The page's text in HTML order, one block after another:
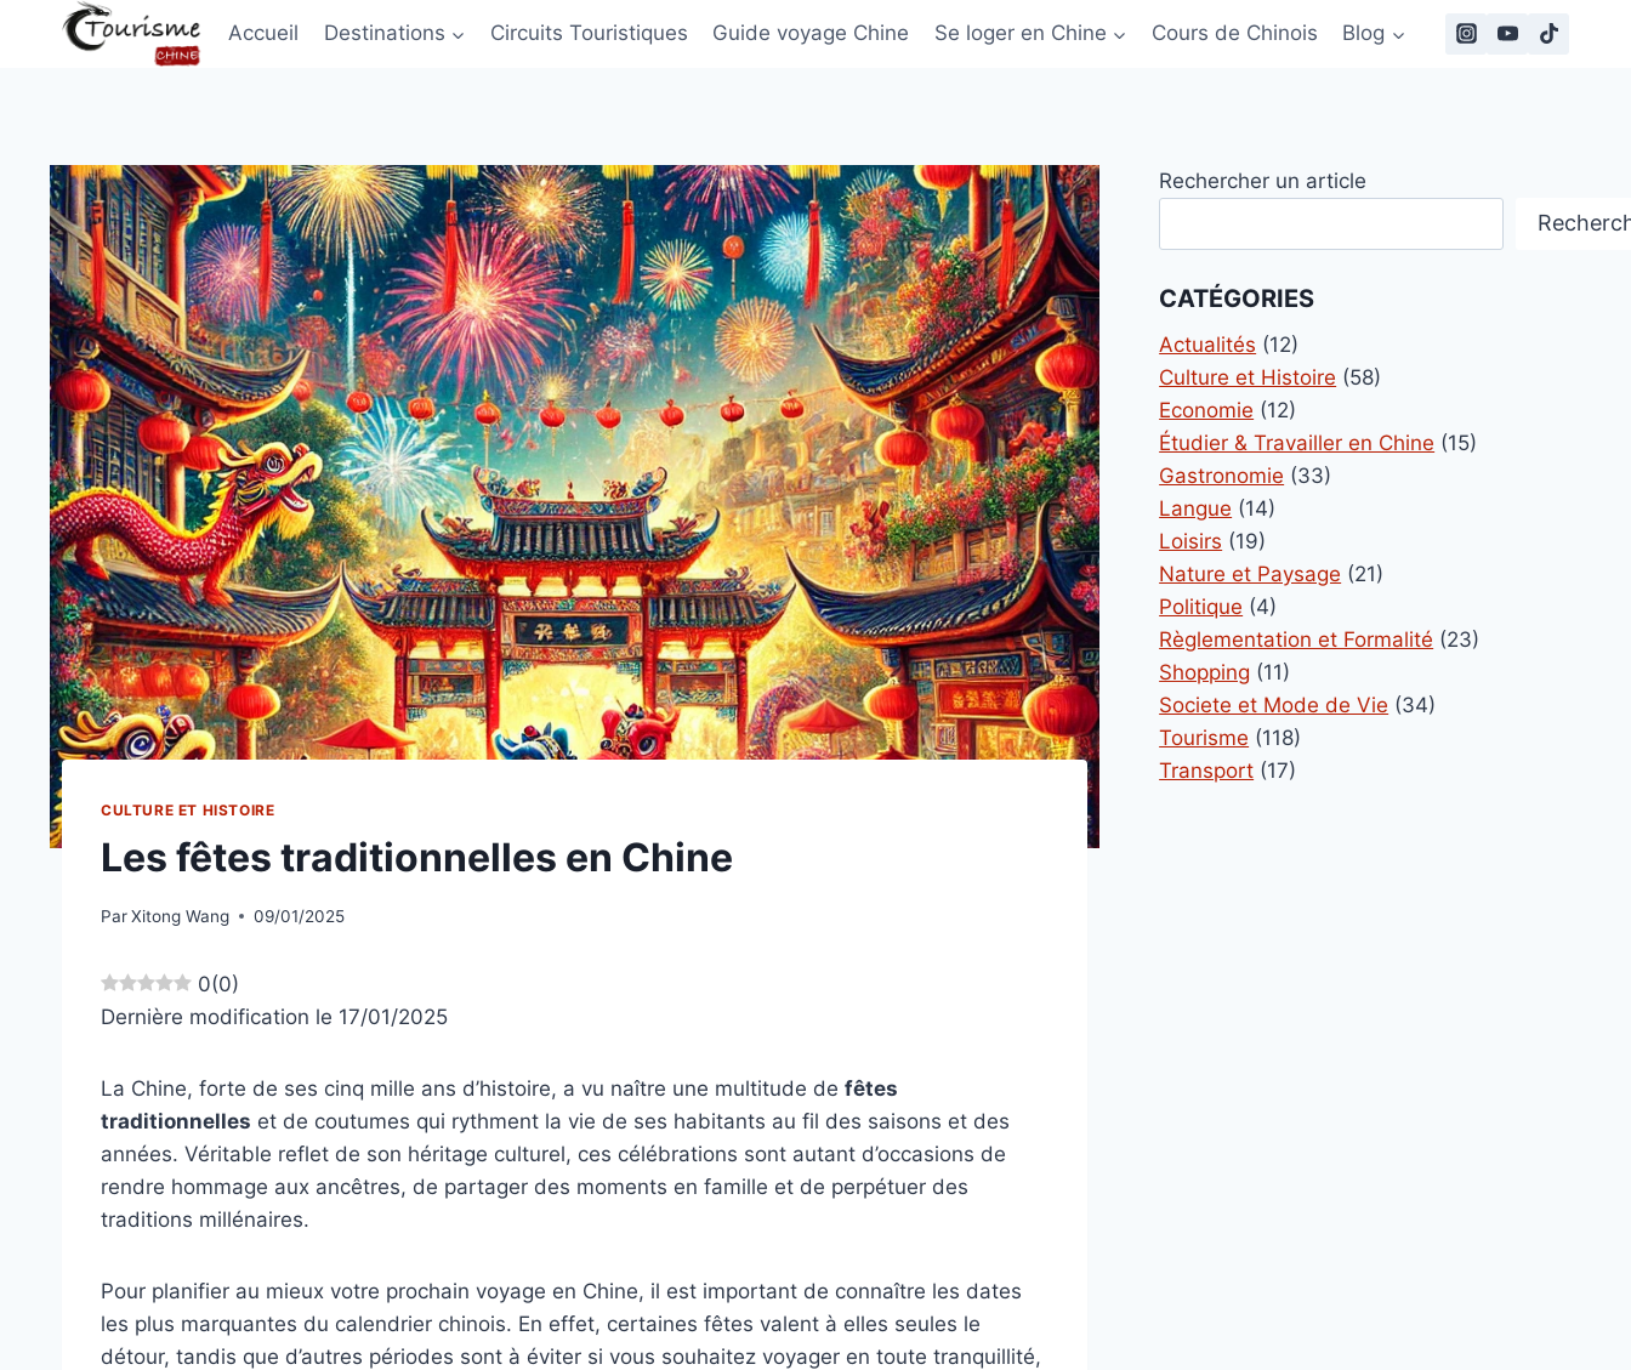
Accueil Destinations Circuits Touristiques Guide voyage Chine Se loger en Chine Cours de Chinois Blog
CULTURE ET HISTOIRE
Les fêtes traditionnelles en Chine
ParXitong Wang 09/01/2025
0(0)
Dernière modification le 17/01/2025
La Chine, forte de ses cinq mille ans d’histoire, a vu naître une multitude de fêtes
traditionnelles et de coutumes qui rythment la vie de ses habitants au fil des saisons et des
années. Véritable reflet de son héritage culturel, ces célébrations sont autant d’occasions de
rendre hommage aux ancêtres, de partager des moments en famille et de perpétuer des
traditions millénaires.
Pour planifier au mieux votre prochain voyage en Chine, il est important de connaître les dates
les plus marquantes du calendrier chinois. En effet, certaines fêtes valent à elles seules le
détour, tandis que d’autres périodes sont à éviter si vous souhaitez voyager en toute tranquillité,
Rechercher un article
CATÉGORIES
Actualités (12)
Culture et Histoire (58)
Economie (12)
Étudier & Travailler en Chine (15)
Gastronomie (33)
Langue (14)
Loisirs (19)
Nature et Paysage (21)
Politique (4)
Règlementation et Formalité (23)
Shopping (11)
Societe et Mode de Vie (34)
Tourisme (118)
Transport (17)